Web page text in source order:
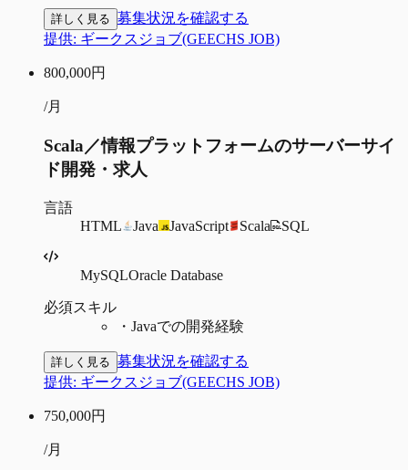
詳しく見る 募集状況を確認する
提供: ギークスジョブ(GEECHS JOB)
800,000円
/月
Scala／情報プラットフォームのサーバーサイ
ド開発・求人
言語
HTML
Java JavaScript Scala SQL
MySQLOracle Database
必須スキル
・ Javaでの開発経験
詳しく見る 募集状況を確認する
提供: ギークスジョブ(GEECHS JOB)
750,000円
/月